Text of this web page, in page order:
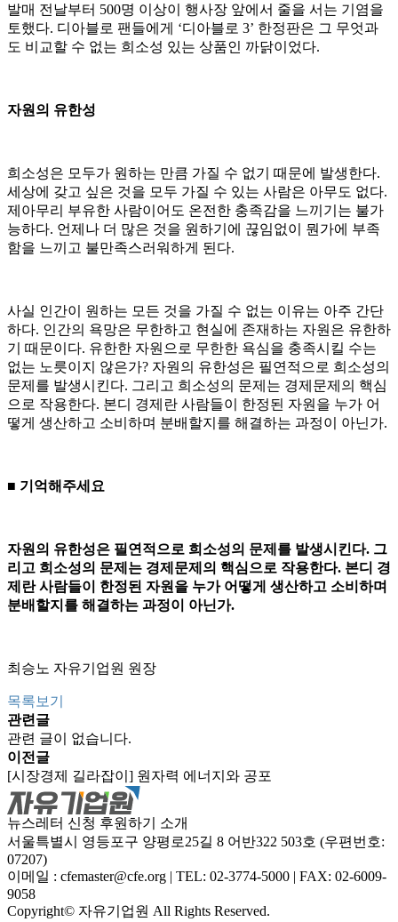
발매 전날부터 500명 이상이 행사장 앞에서 줄을 서는 기염을
토했다. 디아블로 팬들에게 ‘디아블로 3’ 한정판은 그 무엇과
도 비교할 수 없는 희소성 있는 상품인 까닭이었다.
자원의 유한성
희소성은 모두가 원하는 만큼 가질 수 없기 때문에 발생한다.
세상에 갖고 싶은 것을 모두 가질 수 있는 사람은 아무도 없다.
제아무리 부유한 사람이어도 온전한 충족감을 느끼기는 불가
능하다. 언제나 더 많은 것을 원하기에 끊임없이 뭔가에 부족
함을 느끼고 불만족스러워하게 된다.
사실 인간이 원하는 모든 것을 가질 수 없는 이유는 아주 간단
하다. 인간의 욕망은 무한하고 현실에 존재하는 자원은 유한하
기 때문이다. 유한한 자원으로 무한한 욕심을 충족시킬 수는
없는 노릇이지 않은가? 자원의 유한성은 필연적으로 희소성의
문제를 발생시킨다. 그리고 희소성의 문제는 경제문제의 핵심
으로 작용한다. 본디 경제란 사람들이 한정된 자원을 누가 어
떻게 생산하고 소비하며 분배할지를 해결하는 과정이 아닌가.
■ 기억해주세요
자원의 유한성은 필연적으로 희소성의 문제를 발생시킨다. 그
리고 희소성의 문제는 경제문제의 핵심으로 작용한다. 본디 경
제란 사람들이 한정된 자원을 누가 어떻게 생산하고 소비하며
분배할지를 해결하는 과정이 아닌가.
최승노 자유기업원 원장
목록보기
관련글
관련 글이 없습니다.
이전글
[시장경제 길라잡이] 원자력 에너지와 공포
뉴스레터 신청 후원하기
소개
서울특별시 영등포구 양평로25길 8 어반322 503호 (우편번호:
07207)
이메일 : cfemaster@cfe.org | TEL: 02-3774-5000 | FAX: 02-6009-
9058
Copyright© 자유기업원 All Rights Reserved.